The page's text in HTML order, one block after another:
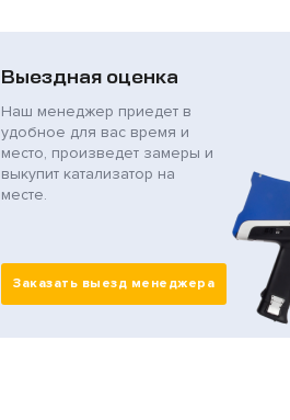
Выездная оценка
Наш менеджер приедет в
удобное для вас время и
место, произведет замеры и
выкупит катализатор на
месте.
Заказать выезд менеджера